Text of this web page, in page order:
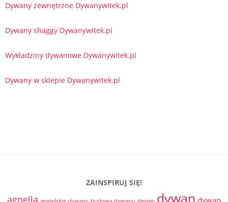
Dywany zewnętrzne Dywanywitek.pl
Dywany shaggy Dywanywitek.pl
Wykładziny dywanowe Dywanywitek.pl
Dywany w sklepie Dywanywitek.pl
ZAINSPIRUJ SIĘ!
dywan